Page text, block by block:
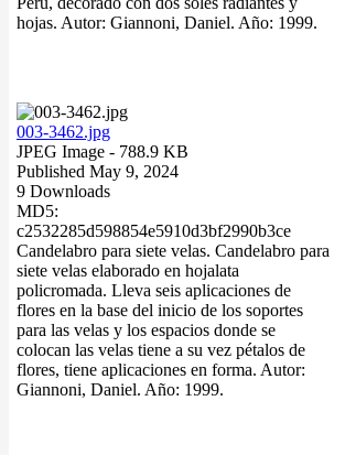
hojas. Autor: Giannoni, Daniel. Año: 1999.
003-3462.jpg
JPEG Image - 788.9 KB
Published May 9, 2024
9 Downloads
MD5:
c2532285d598854e5910d3bf2990b3ce
Candelabro para siete velas. Candelabro para
siete velas elaborado en hojalata
policromada. Lleva seis aplicaciones de
flores en la base del inicio de los soportes
para las velas y los espacios donde se
colocan las velas tiene a su vez pétalos de
flores, tiene aplicaciones en forma. Autor:
Giannoni, Daniel. Año: 1999.